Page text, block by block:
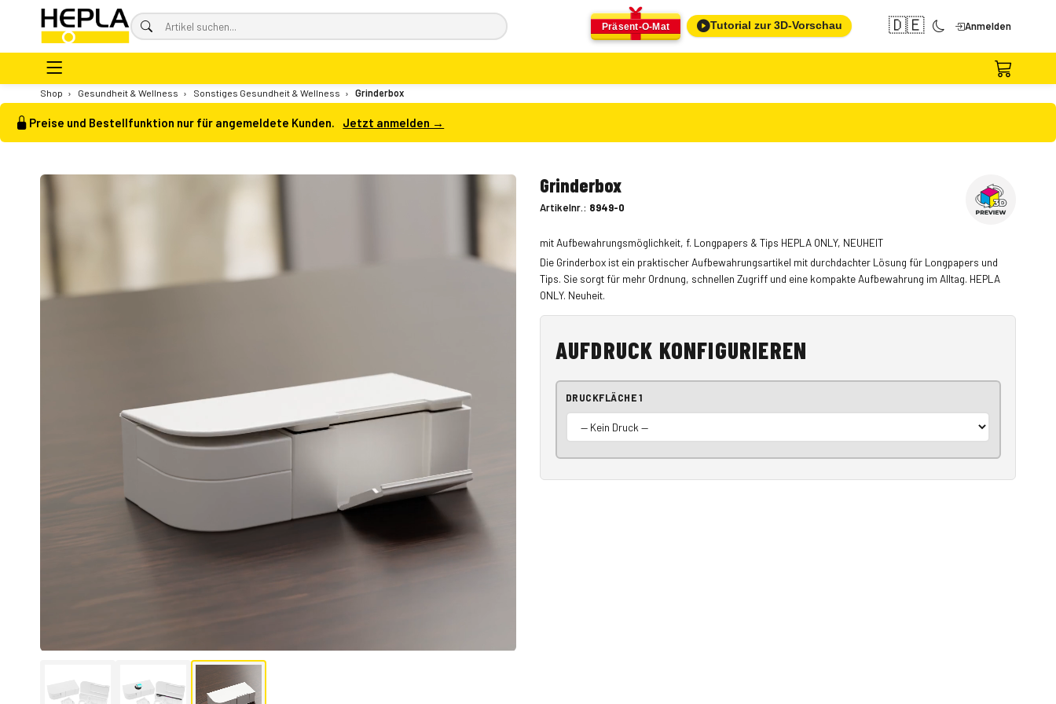
Präsent-O-Mat Tutorial zur 3D-Vorschau 🇩🇪 Anmelden
Shop › Gesundheit & Wellness › Sonstiges Gesundheit & Wellness › Grinderbox
Preise und Bestellfunktion nur für angemeldete Kunden. Jetzt anmelden →
Grinderbox
Artikelnr.: 8949-0
mit Aufbewahrungsmöglichkeit, f. Longpapers & Tips HEPLA ONLY, NEUHEIT
Die Grinderbox ist ein praktischer Aufbewahrungsartikel mit durchdachter Lösung für Longpapers und
Tips. Sie sorgt für mehr Ordnung, schnellen Zugriff und eine kompakte Aufbewahrung im Alltag. HEPLA
ONLY. Neuheit.
AUFDRUCK KONFIGURIEREN
DRUCKFLÄCHE 1